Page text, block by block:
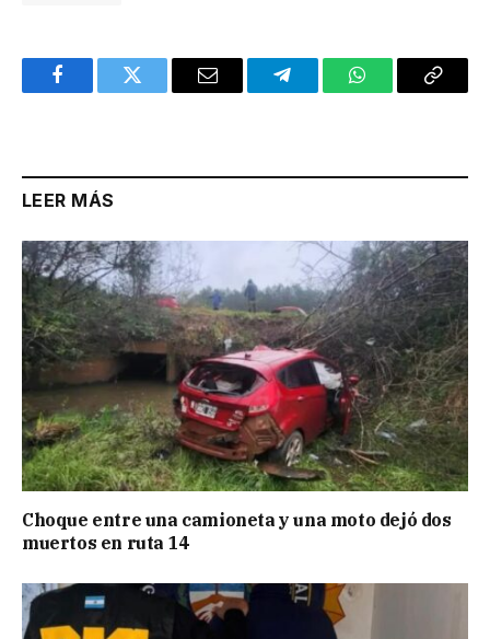
FacebookTwitter Email TelegramWhatsAppCopy
LEER MÁS
Choque entre una camioneta y una moto dejó dos
muertos en ruta 14